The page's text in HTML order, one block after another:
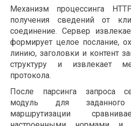
Механизм процессинга
получения сведений от
соединение. Сервер
формирует целое послание,
линию, заголовки и контент
структуру и извлекает
протокола.
После парсинга запроса
модуль для
маршрутизации